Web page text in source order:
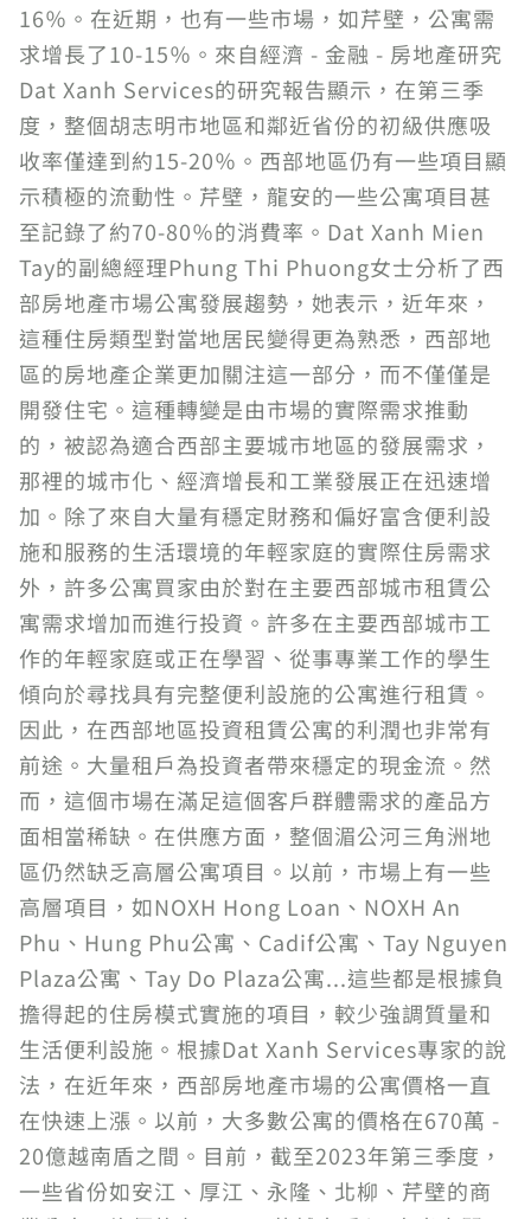
16％。在近期，也有一些市場，如芹壁，公寓需
求增長了10-15％。來自經濟 - 金融 - 房地產研究
Dat Xanh Services的研究報告顯示，在第三季
度，整個胡志明市地區和鄰近省份的初級供應吸
收率僅達到約15-20％。西部地區仍有一些項目顯
示積極的流動性。芹壁，龍安的一些公寓項目甚
至記錄了約70-80％的消費率。Dat Xanh Mien
Tay的副總經理Phung Thi Phuong女士分析了西
部房地產市場公寓發展趨勢，她表示，近年來，
這種住房類型對當地居民變得更為熟悉，西部地
區的房地產企業更加關注這一部分，而不僅僅是
開發住宅。這種轉變是由市場的實際需求推動
的，被認為適合西部主要城市地區的發展需求，
那裡的城市化、經濟增長和工業發展正在迅速增
加。除了來自大量有穩定財務和偏好富含便利設
施和服務的生活環境的年輕家庭的實際住房需求
外，許多公寓買家由於對在主要西部城市租賃公
寓需求增加而進行投資。許多在主要西部城市工
作的年輕家庭或正在學習、從事專業工作的學生
傾向於尋找具有完整便利設施的公寓進行租賃。
因此，在西部地區投資租賃公寓的利潤也非常有
前途。大量租戶為投資者帶來穩定的現金流。然
而，這個市場在滿足這個客戶群體需求的產品方
面相當稀缺。在供應方面，整個湄公河三角洲地
區仍然缺乏高層公寓項目。以前，市場上有一些
高層項目，如NOXH Hong Loan、NOXH An
Phu、Hung Phu公寓、Cadif公寓、Tay Nguyen
Plaza公寓、Tay Do Plaza公寓...這些都是根據負
擔得起的住房模式實施的項目，較少強調質量和
生活便利設施。根據Dat Xanh Services專家的說
法，在近年來，西部房地產市場的公寓價格一直
在快速上漲。以前，大多數公寓的價格在670萬 -
20億越南盾之間。目前，截至2023年第三季度，
一些省份如安江、厚江、永隆、北柳、芹壁的商